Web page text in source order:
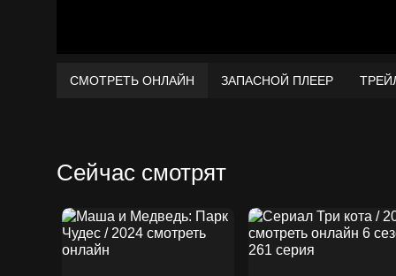
СМОТРЕТЬ ОНЛАЙН ЗАПАСНОЙ ПЛЕЕР
Сейчас смотрят